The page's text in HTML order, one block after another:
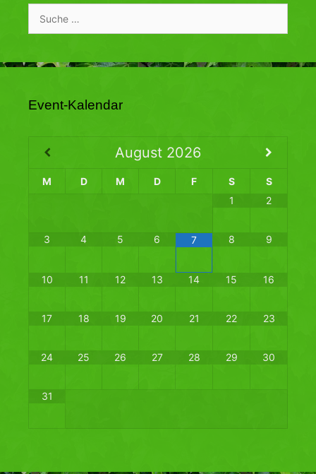
nach:
Event-Kalendar
August 2026
M D M D F S
S
1
2
3 4 5 6 7 8 9
10 11 12 13 14 15 16
17 18 19 20 21 22 23
24 25 26 27 28 29 30
31